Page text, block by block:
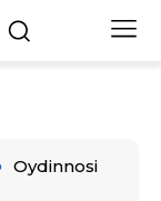
Oydinnosi